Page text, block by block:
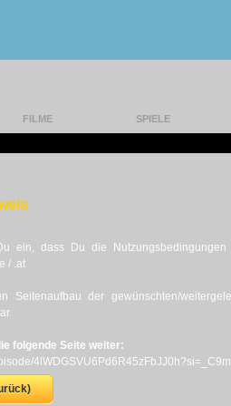
FILME SPIELE
ein, dass Du die
/ .at
Seitenaufbau der gewünschten/
folgende Seite weiter: